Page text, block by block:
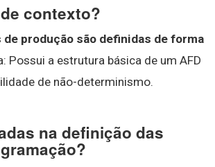
contexto?
produção são definidas de forma
Possui a estrutura básica de um AFD
de não-determinismo.
na definição das